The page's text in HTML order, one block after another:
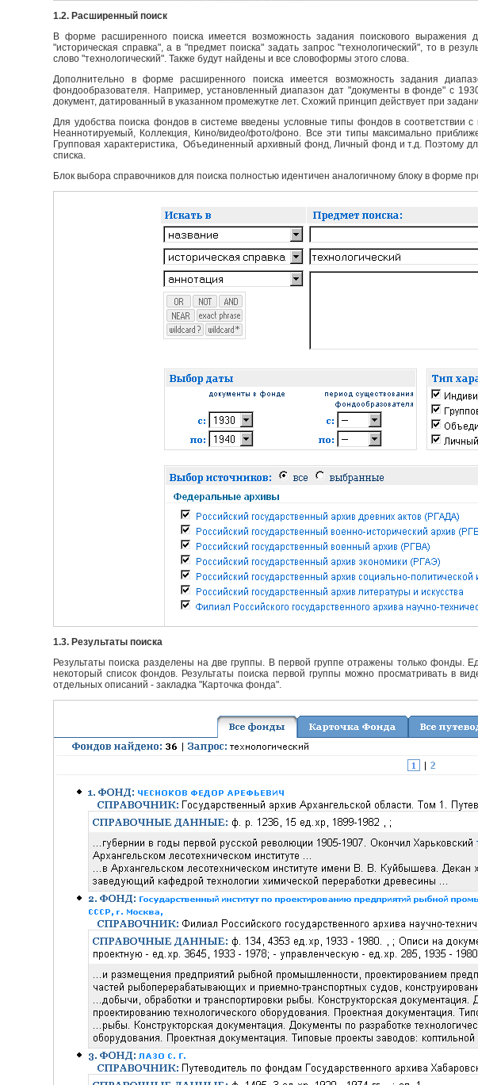
1.2. Расширенный поиск
В форме расширенного поиска имеется возможность задания поискового
"историческая справка", а в "предмет поиска" задать запрос "технологический", то в
слово "технологический". Также будут найдены и все словоформы этого слова.
Дополнительно в форме расширенного поиска имеется возможность задания
фондообразователя. Например, установленный диапазон дат "документы в фонде" с
документ, датированный в указанном промежутке лет. Схожий принцип действует при
Для удобства поиска фондов в системе введены условные типы фондов в соответствии
Неаннотируемый, Коллекция, Кино/видео/фото/фоно. Все эти типы максимально
Групповая характеристика, Объединенный архивный фонд, Личный фонд и т.д. Поэтому
списка.
Блок выбора справочников для поиска полностью идентичен аналогичному блоку в форме
1.3. Результаты поиска
Результаты поиска разделены на две группы. В первой группе отражены только фонды.
некоторый список фондов. Результаты поиска первой группы можно просматривать в
отдельных описаний - закладка "Карточка фонда".